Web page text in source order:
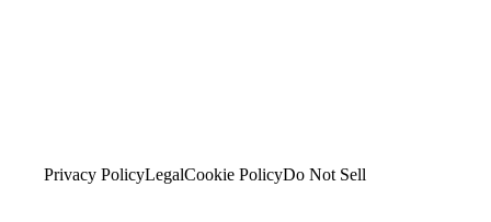
Privacy PolicyLegalCookie PolicyDo Not Sell